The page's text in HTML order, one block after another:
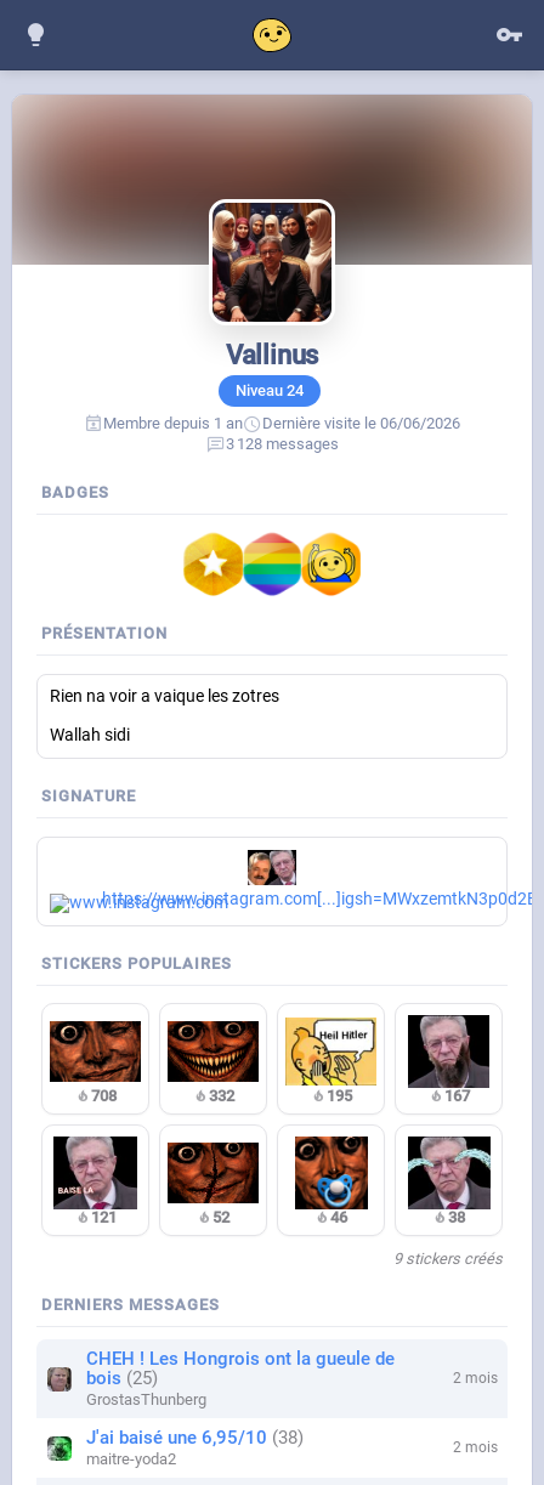
Vallinus
Niveau 24
Membre depuis 1 an
Dernière visite le 06/06/2026
3 128 messages
BADGES
PRÉSENTATION
Rien na voir a vaique les zotres
Wallah sidi
SIGNATURE
https://
STICKERS POPULAIRES
708 332 195 167
121 52 46 38
9 stickers créés
DERNIERS MESSAGES
CHEH ! Les Hongrois ont la gueule de
bois
25
GrostasThunberg
2 mois
J'ai baisé une 6,95/10 38
maitre-yoda2
2 mois